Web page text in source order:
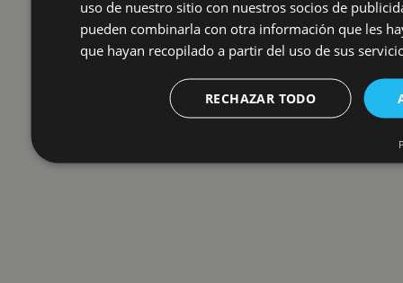
uso de nuestro sitio con nuestros socios de
pueden combinarla con otra información que les
que hayan recopilado a partir del uso de sus
RECHAZAR TODO